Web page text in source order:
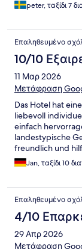
peter, ταξίδι 7
Επαληθευμένο
10/10
11 Μαρ 2026
Μετάφραση
Das Hotel hat
liebevoll
einfach
landestypische
freundlich und
Jan, ταξίδι 10
Επαληθευμένο
4/10
29 Απρ 2026
Μετάφραση